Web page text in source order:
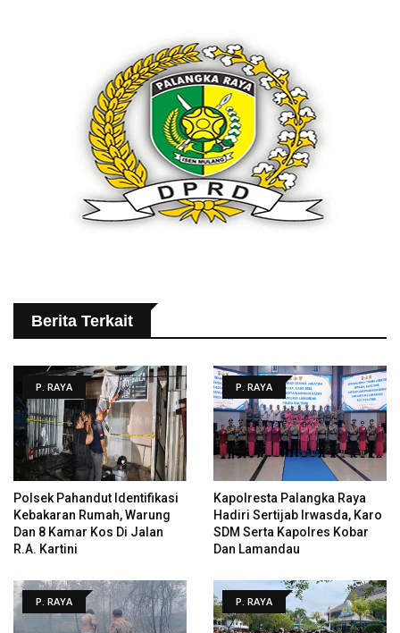
Berita Terkait
P. RAYA
Polsek Pahandut Identifikasi
Kebakaran Rumah, Warung
Dan 8 Kamar Kos Di Jalan
R.A. Kartini
P. RAYA
Kapolresta Palangka Raya
Hadiri Sertijab Irwasda, Karo
SDM Serta Kapolres Kobar
Dan Lamandau
P. RAYA P. RAYA